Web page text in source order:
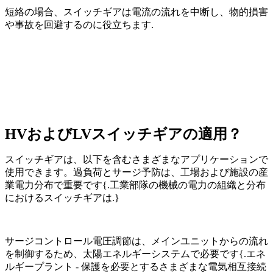
短絡の場合、スイッチギアは電流の流れを中断し、物的損害
や事故を回避するのに役立ちます.
HVおよびLVスイッチギアの適用？
スイッチギアは、以下を含むさまざまなアプリケーションで
使用できます。過負荷とサージ予防は、工場および施設の産
業電力分布で重要です{.工業部隊の機械の電力の組織と分布
におけるスイッチギアは.}
サージコントロール電圧調節は、メインユニットからの流れ
を制御するため、太陽エネルギーシステムで必要です{.エネ
ルギープラント - 保護を必要とするさまざまな電気相互接続